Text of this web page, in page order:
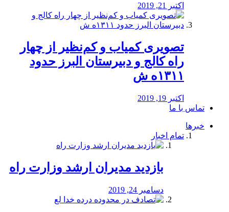
اکتبر 21, 2019
️تصویری کمیاب و کم‌نظیر از چهار
راه كالج و دبيرستان البرز حدود
۱۳۱۱ه ش
اکتبر 19, 2019
تماس با ما
خبرها
تمام اخبار
بازدید مدیران ارشد وزارت راه
دسامبر 24, 2019